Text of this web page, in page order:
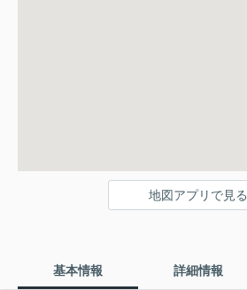
地図アプリで見る
基本情報 詳細情報